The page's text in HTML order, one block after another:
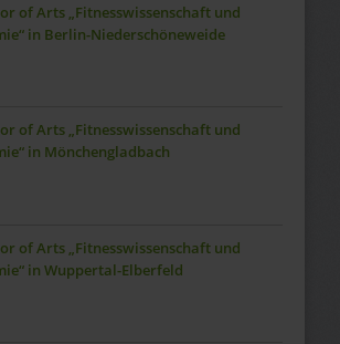
of Arts „Fitnesswissenschaft und
in Berlin-Niederschöneweide
of Arts „Fitnesswissenschaft und
in Mönchengladbach
of Arts „Fitnesswissenschaft und
in Wuppertal-Elberfeld